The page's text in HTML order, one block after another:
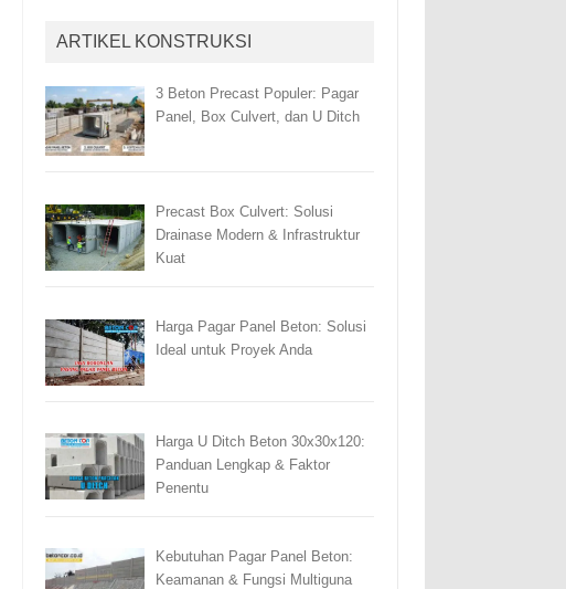
ARTIKEL KONSTRUKSI
3 Beton Precast Populer: Pagar
Panel, Box Culvert, dan U Ditch
Precast Box Culvert: Solusi
Drainase Modern & Infrastruktur
Kuat
Harga Pagar Panel Beton: Solusi
Ideal untuk Proyek Anda
Harga U Ditch Beton 30x30x120:
Panduan Lengkap & Faktor
Penentu
Kebutuhan Pagar Panel Beton:
Keamanan & Fungsi Multiguna